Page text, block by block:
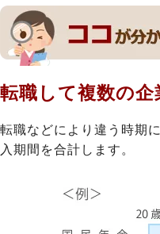
転職して複数の企
転職などにより違う時期
入期間を合計します。